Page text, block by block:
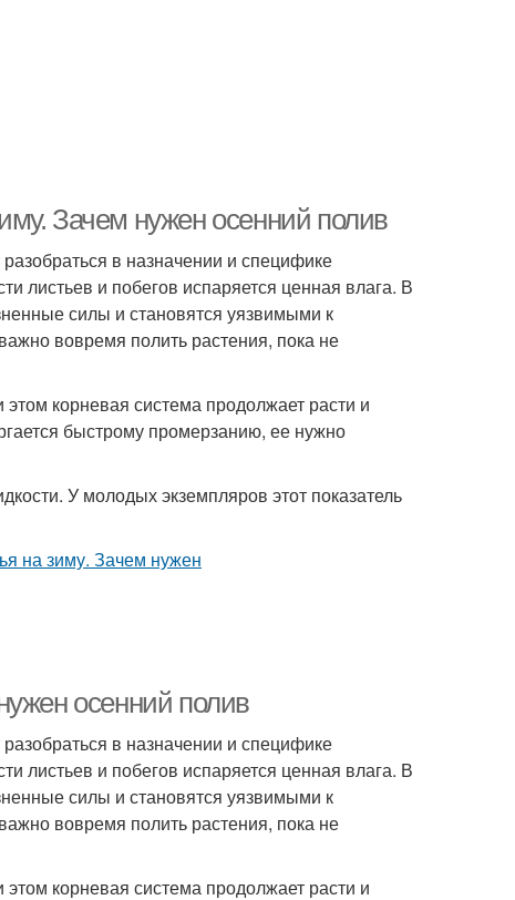
Зачем нужен осенний полив
в назначении и специфике
листьев и побегов испаряется ценная влага. В
силы и становятся уязвимыми к
вовремя полить растения, пока не
корневая система продолжает расти и
быстрому промерзанию, ее нужно
У молодых экземпляров этот показатель
осенний полив
в назначении и специфике
листьев и побегов испаряется ценная влага. В
силы и становятся уязвимыми к
вовремя полить растения, пока не
корневая система продолжает расти и